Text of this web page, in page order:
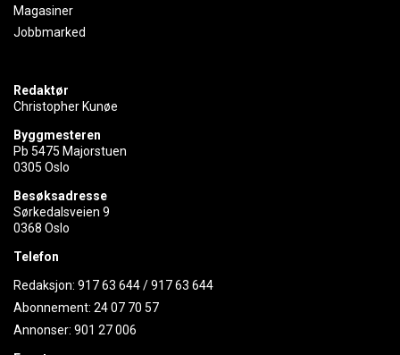
Magasiner
Jobbmarked
Redaktør
Christopher Kunøe
Byggmesteren
Pb 5475 Majorstuen
0305 Oslo
Besøksadresse
Sørkedalsveien 9
0368 Oslo
Telefon
Redaksjon: 917 63 644/917 63 644
Abonnement: 24 07 70 57
Annonser: 901 27 006